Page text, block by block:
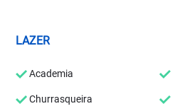
LAZER
Academia
Churrasqueira